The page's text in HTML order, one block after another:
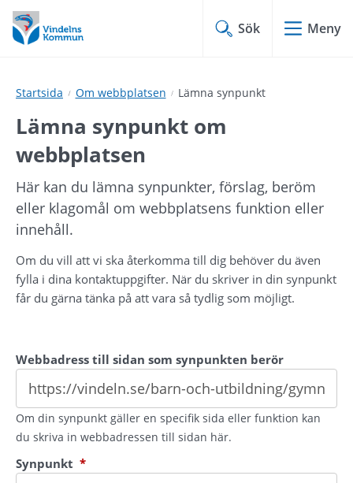
Hoppa
till
innehåll
Hoppa
till
undermeny
Sök Meny
Startsida Om webbplatsen Lämna synpunkt
Lämna synpunkt om
webbplatsen
Här kan du lämna synpunkter, förslag, beröm
eller klagomål om webbplatsens funktion eller
innehåll.
Om du vill att vi ska återkomma till dig behöver du även
fylla i dina kontaktuppgifter. När du skriver in din synpunkt
får du gärna tänka på att vara så tydlig som möjligt.
Webbadress till sidan som synpunkten berör
Om din synpunkt gäller en specifik sida eller funktion kan
du skriva in webbadressen till sidan här.
Synpunkt *(obligatorisk)